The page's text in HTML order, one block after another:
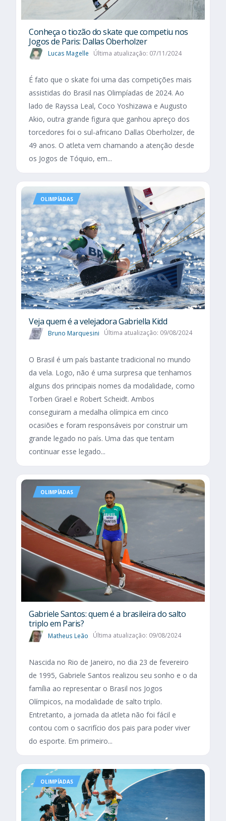
Conheça o tiozão do skate que competiu nos
Jogos de Paris: Dallas Oberholzer
Lucas Magelle Última atualização: 07/11/2024
É fato que o skate foi uma das competições mais
assistidas do Brasil nas Olimpíadas de 2024. Ao
lado de Rayssa Leal, Coco Yoshizawa e Augusto
Akio, outra grande figura que ganhou apreço dos
torcedores foi o sul-africano Dallas Oberholzer, de
49 anos. O atleta vem chamando a atenção desde
os Jogos de Tóquio, em...
OLIMPÍADAS
Veja quem é a velejadora Gabriella Kidd
Bruno Marquesini Última atualização: 09/08/2024
O Brasil é um país bastante tradicional no mundo
da vela. Logo, não é uma surpresa que tenhamos
alguns dos principais nomes da modalidade, como
Torben Grael e Robert Scheidt. Ambos
conseguiram a medalha olímpica em cinco
ocasiões e foram responsáveis por construir um
grande legado no país. Uma das que tentam
continuar esse legado...
OLIMPÍADAS
Gabriele Santos: quem é a brasileira do salto
triplo em Paris?
Matheus Leão Última atualização: 09/08/2024
Nascida no Rio de Janeiro, no dia 23 de fevereiro
de 1995, Gabriele Santos realizou seu sonho e o da
família ao representar o Brasil nos Jogos
Olímpicos, na modalidade de salto triplo.
Entretanto, a jornada da atleta não foi fácil e
contou com o sacrifício dos pais para poder viver
do esporte. Em primeiro...
OLIMPÍADAS